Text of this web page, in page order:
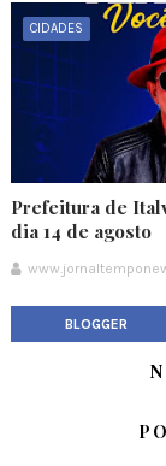
CIDADES
Prefeitura de
dia 14 de agosto
BLOGGER